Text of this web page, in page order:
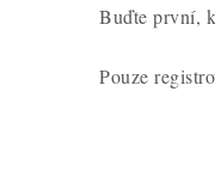
Buďte první,
Pouze